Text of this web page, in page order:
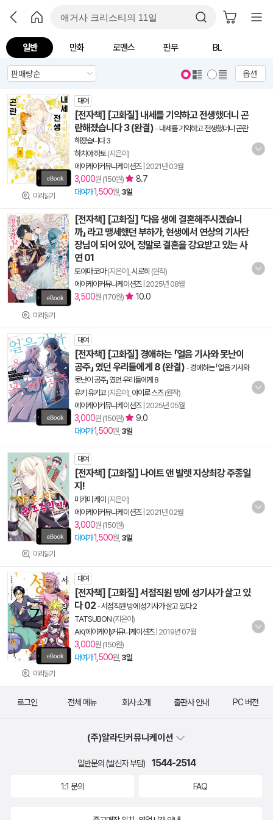
일반 만화 로맨스 판무 BL
옵션
미리읽기
대여
[전자책] [고화질] 내세를 기약하고 전생했더니 곤
란해졌습니다 3 (완결) - 내세를 기약하고 전생했더니 곤란
해졌습니다 3
하치야 하토(지은이)
에이케이커뮤니케이션즈| 2021년 03월
3,000원 (150원) 8.7
대여가1,500원, 3일
미리읽기
[전자책] [고화질] 「다음 생에 결혼해주시겠습니
까」 라고 맹세했던 부하가, 현생에서 연상의 기사단
장님이 되어 있어, 정말로 결혼을 강요받고 있는 사
연 01
토야마 코마(지은이), 시로히 (원작)
에이케이커뮤니케이션즈| 2025년 08월
3,500원 (170원) 10.0
대여
[전자책] [고화질] 경애하는 「얼음 기사와 못난이
공주」 였던 우리들에게 8 (완결) -경애하는 「얼음 기사와
못난이 공주」 였던 우리들에게 8
유키 유키코(지은이), 야이로 스즈(원작)
에이케이커뮤니케이션즈| 2025년 05월
3,000원 (150원) 9.0
대여가1,500원, 3일
미리읽기
대여
[전자책] [고화질] 나이트 앤 발렛 지상최강 주종일
지!
미카미 케이 (지은이)
에이케이커뮤니케이션즈| 2021년 02월
3,000원 (150원)
대여가1,500원, 3일
미리읽기
대여
[전자책] [고화질] 서점직원 방에 성기사가 살고 있
다 02 -서점직원 방에 성기사가 살고 있다 2
TATSUBON (지은이)
AK(에이케이)커뮤니케이션즈| 2019년 07월
3,000원 (150원)
대여가1,500원, 3일
로그인 전체 메뉴 회사 소개 출판사 안내 PC 버전
(주)알라딘커뮤니케이션
일반문의 (발신자 부담) 1544-2514
1:1 문의 FAQ